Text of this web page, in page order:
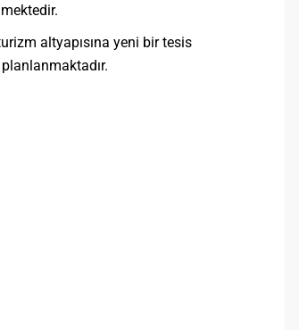
altyapısına yeni bir tesis